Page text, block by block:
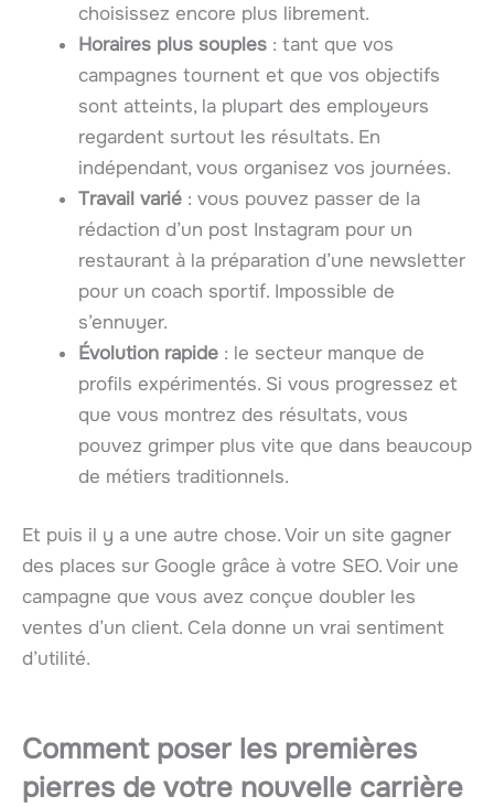
choisissez encore plus librement.
Horaires plus souples : tant que vos
campagnes tournent et que vos objectifs
sont atteints, la plupart des employeurs
regardent surtout les résultats. En
indépendant, vous organisez vos journées.
Travail varié : vous pouvez passer de la
rédaction d’un post Instagram pour un
restaurant à la préparation d’une newsletter
pour un coach sportif. Impossible de
s’ennuyer.
Évolution rapide : le secteur manque de
profils expérimentés. Si vous progressez et
que vous montrez des résultats, vous
pouvez grimper plus vite que dans beaucoup
de métiers traditionnels.
Et puis il y a une autre chose. Voir un site gagner
des places sur Google grâce à votre SEO. Voir une
campagne que vous avez conçue doubler les
ventes d’un client. Cela donne un vrai sentiment
d’utilité.
Comment poser les premières
pierres de votre nouvelle carrière